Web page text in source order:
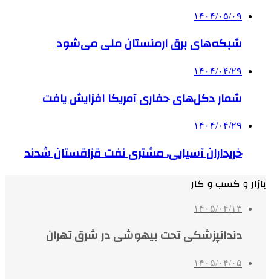
۱۴۰۴/۰۵/۰۹
شبکه‌های برق ارمنستان ملی می‌شود
۱۴۰۴/۰۴/۲۹
شمار دکل‌های حفاری آمریکا افزایش یافت
۱۴۰۴/۰۴/۲۹
خریداران آسیایی، مشتری نفت قزاقستان شدند
بازار و کسب و کار
۱۴۰۵/۰۴/۱۳
دندانپزشکی تحت بیهوشی در شرق تهران
۱۴۰۵/۰۴/۰۵